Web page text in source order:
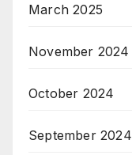
March 2025
November 2024
October 2024
September 2024